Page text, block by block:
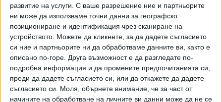
развитие на услуги. С ваше разрешение ние и партньорите
ни може да използваме точни данни за географско
позициониране и идентификация чрез сканиране на
устройството. Можете да кликнете, за да дадете съгласието
си ние и партньорите ни да обработваме данните ви, както е
описано по-горе. Друга възможност е да разгледате по-
подробна информация и да промените предпочитанията си,
преди да дадете съгласието си, или да откажете да дадете
съгласието си.
Моля, обърнете внимание, че за част от
начините на обработване на личните ви данни може да не се
на населението са комплексни. "От една страна, през
последните години кредиторите промениха политиката
си и все по-често прибягват до ранна продажба на
лошите си портфейли, най-вече банките. От друга
страна, макроикономическата среда се подобрява
- потребителите са по-платежоспособни, по-сигурни в
доходите си и се стремят да погасяват задълженията си
навреме. Не е за пренебрегване и друг факт -